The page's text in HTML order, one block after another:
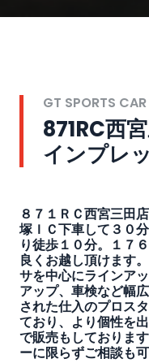
GT SPORTS
871RC西
インプレ
８７１ＲＣ西宮三田
塚ＩＣ下車して３０
り徒歩１０分。１７
良くお越し頂けます
サを中心にラインア
アップ、車検など幅
された仕入のプロス
ており、より個性を
で販売もしておりま
ーに限らずご相談も